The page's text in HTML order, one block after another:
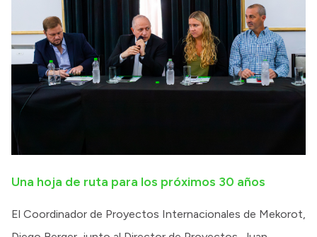
Una hoja de ruta para los próximos 30 años
El Coordinador de Proyectos Internacionales de Mekorot,